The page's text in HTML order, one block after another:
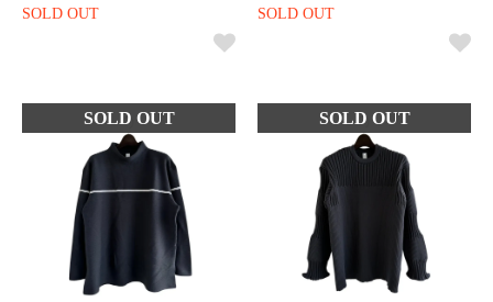
SOLD OUT SOLD OUT